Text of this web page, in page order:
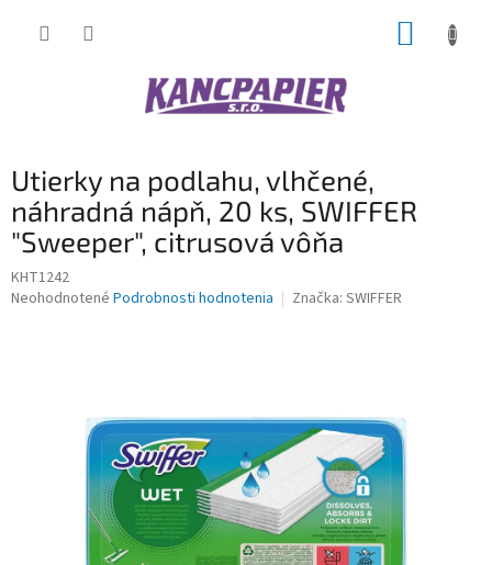
Utierky na podlahu, vlhčené,
náhradná nápň, 20 ks, SWIFFER
"Sweeper", citrusová vôňa
KHT1242
Priemerné
hviezdičiek.
Neohodnotené Podrobnosti hodnotenia Značka: SWIFFER